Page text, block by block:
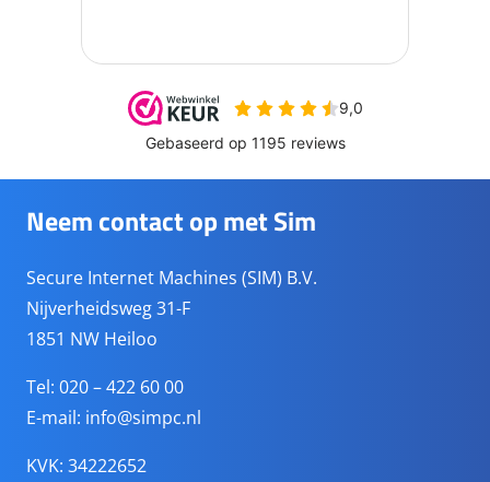
Neem contact op met Sim
Secure Internet Machines (SIM) B.V.
Nijverheidsweg 31-F
1851 NW Heiloo
Tel: 020 – 422 60 00
E-mail: info@simpc.nl
KVK: 34222652